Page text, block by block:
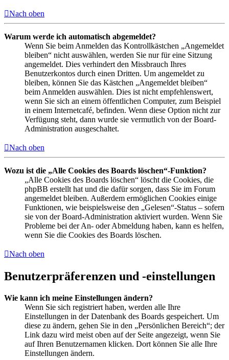
Nach oben
Warum werde ich automatisch abgemeldet?
Wenn Sie beim Anmelden das Kontrollkästchen „Angemeldet
bleiben“ nicht auswählen, werden Sie nur für eine Sitzung
angemeldet. Dies verhindert den Missbrauch Ihres
Benutzerkontos durch einen Dritten. Um angemeldet zu
bleiben, können Sie das Kästchen „Angemeldet bleiben“
beim Anmelden auswählen. Dies ist nicht empfehlenswert,
wenn Sie sich an einem öffentlichen Computer, zum Beispiel
in einem Internetcafé, befinden. Wenn diese Option nicht zur
Verfügung steht, dann wurde sie vermutlich von der Board-
Administration ausgeschaltet.
Nach oben
Wozu ist die „Alle Cookies des Boards löschen“-Funktion?
„Alle Cookies des Boards löschen“ löscht die Cookies, die
phpBB erstellt hat und die dafür sorgen, dass Sie im Forum
angemeldet bleiben. Außerdem ermöglichen Cookies einige
Funktionen, wie beispielsweise den „Gelesen“-Status – sofern
sie von der Board-Administration aktiviert wurden. Wenn Sie
Probleme bei der An- oder Abmeldung haben, kann es helfen,
wenn Sie die Cookies des Boards löschen.
Nach oben
Benutzerpräferenzen und -einstellungen
Wie kann ich meine Einstellungen ändern?
Wenn Sie sich registriert haben, werden alle Ihre
Einstellungen in der Datenbank des Boards gespeichert. Um
diese zu ändern, gehen Sie in den „Persönlichen Bereich“; der
Link dazu wird meist oben auf der Seite angezeigt, wenn Sie
auf Ihren Benutzernamen klicken. Dort können Sie alle Ihre
Einstellungen ändern.